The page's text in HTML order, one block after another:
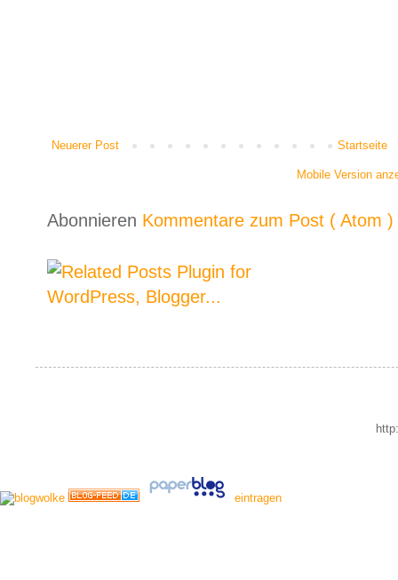
Neuerer Post Startseite
Mobile Version
Abonnieren Kommentare zum Post ( Atom )
eintragen